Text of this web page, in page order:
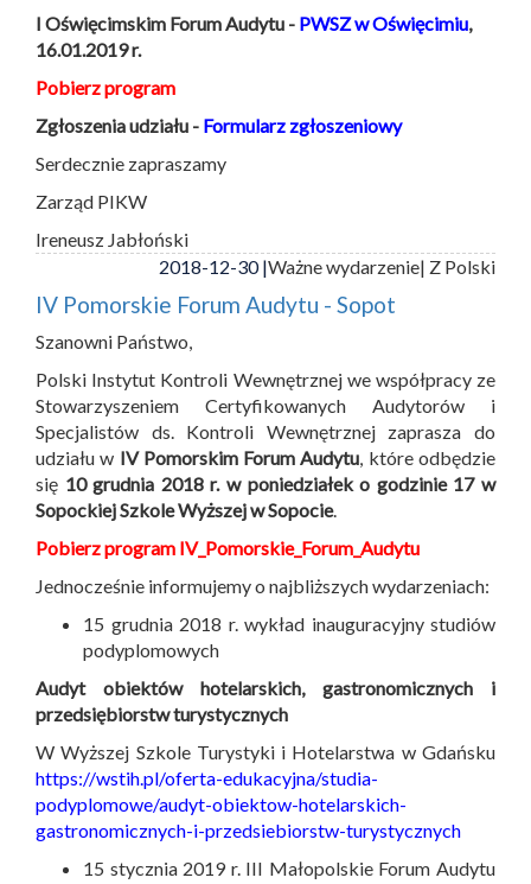
I Oświęcimskim Forum Audytu - PWSZ w Oświęcimiu,
16.01.2019 r.
Pobierz program
Zgłoszenia udziału - Formularz zgłoszeniowy
Serdecznie zapraszamy
Zarząd PIKW
Ireneusz Jabłoński
2018-12-30 |Ważne wydarzenie| Z Polski
IV Pomorskie Forum Audytu - Sopot
Szanowni Państwo,
Polski Instytut Kontroli Wewnętrznej we współpracy ze
Stowarzyszeniem Certyfikowanych Audytorów i
Specjalistów ds. Kontroli Wewnętrznej zaprasza do
udziału w IV Pomorskim Forum Audytu, które odbędzie
się 10 grudnia 2018 r. w poniedziałek o godzinie 17 w
Sopockiej Szkole Wyższej w Sopocie.
Pobierz program IV_Pomorskie_Forum_Audytu
Jednocześnie informujemy o najbliższych wydarzeniach:
15 grudnia 2018 r. wykład inauguracyjny studiów
podyplomowych
Audyt obiektów hotelarskich, gastronomicznych i
przedsiębiorstw turystycznych
W Wyższej Szkole Turystyki i Hotelarstwa w Gdańsku
https://wstih.pl/oferta-edukacyjna/studia-
podyplomowe/audyt-obiektow-hotelarskich-
gastronomicznych-i-przedsiebiorstw-turystycznych
15 stycznia 2019 r. III Małopolskie Forum Audytu